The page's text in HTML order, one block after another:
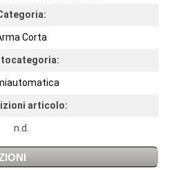
Corta
articolo:
n.d.